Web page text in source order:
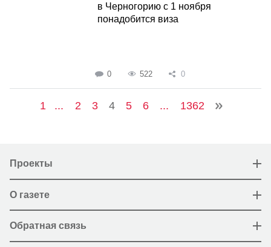
в Черногорию с 1 ноября
понадобится виза
0 522 0
1 ... 2 3 4 5 6 ... 1362
Проекты
О газете
Обратная связь